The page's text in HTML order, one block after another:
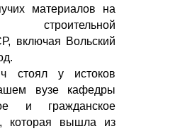
материалов на
строительной
включая Вольский
стоял у истоков
вузе кафедры
и гражданское
которая вышла из